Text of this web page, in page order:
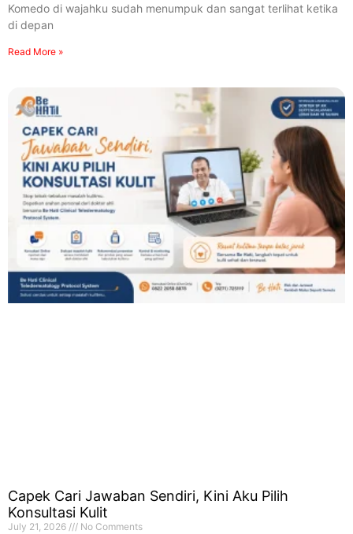
Komedo di wajahku sudah menumpuk dan sangat terlihat ketika
di depan
Read More »
Capek Cari Jawaban Sendiri, Kini Aku Pilih
Konsultasi Kulit
July 21, 2026 No Comments